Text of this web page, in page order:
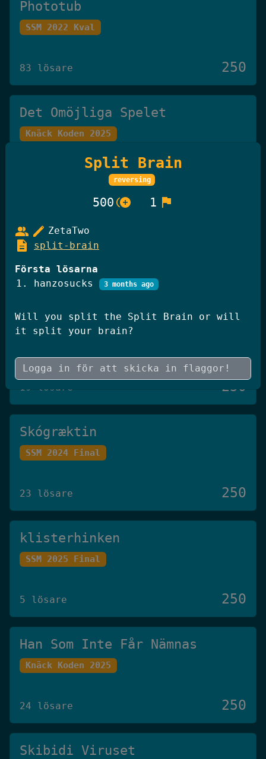
Phototub
SSM 2022 Kval
83 lösare 250
Det Omöjliga Spelet
Knäck Koden 2025
Knäck Koden 2025
20 lösare
JWT Blog
19 lösare 250
Skógræktin
SSM 2024 Final
23 lösare 250
klisterhinken
SSM 2025 Final
5 lösare 250
Han Som Inte Får Nämnas
Knäck Koden 2025
24 lösare 250
Skibidi Viruset
Split Brain
reversing
500 control_point_duplicate 1 flag
Will you split the Split Brain or will
it split your brain?
group edit ZetaTwo
description split-brain
Första lösarna
hanzosucks
3 months ago